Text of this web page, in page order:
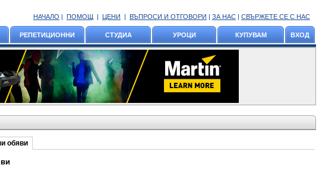
НАЧАЛО | ПОМОЩ | ЦЕНИ | ВЪПРОСИ И ОТГОВОРИ | ЗА НАС | СВЪРЖЕТЕ СЕ С НАС
РЕПЕТИЦИОННИ СТУДИА УРОЦИ КУПУВАМ ВХОД
обяви